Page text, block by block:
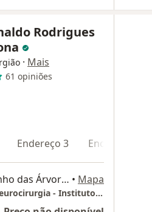
Rodrigues
· Mais
61 opiniões
Endereço 3 Endereço 4
Av. Tancredo Neves, Caminho das Árvores, Torre Londres, Sala 2209, Salvador • Mapa
Fundação de Neurologia e Neurocirurgia - Instituto do Cérebro